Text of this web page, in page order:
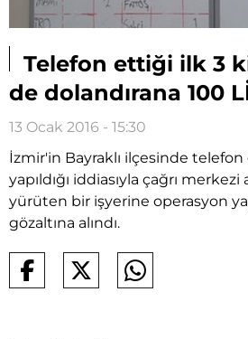
Telefon ettiği ilk 3
de dolandırana 100
13 Ocak 2016 - 15:30
İzmir'in Bayraklı ilçesinde telefon
yapıldığı iddiasıyla çağrı merkezi
yürüten bir işyerine operasyon
gözaltına alındı.